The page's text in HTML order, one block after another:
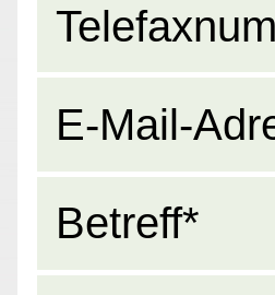
E-Mail-
Betreff*